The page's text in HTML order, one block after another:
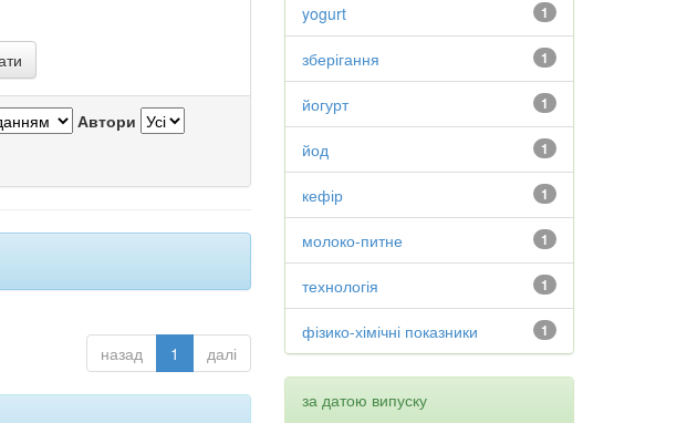
Автори
назад 1 далі
1
yogurt
1
зберігання
1
йогурт
1
йод
1
кефір
1
молоко-питне
1
технологія
1
фізико-хімічні показники
за датою випуску